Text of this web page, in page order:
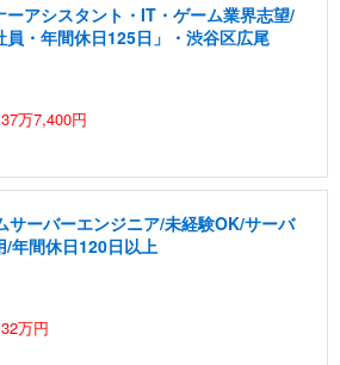
アシスタント・IT・ゲーム業界志望/
・年間休日125日」・渋谷区広尾
万7,400円
サーバーエンジニア/未経験OK/サーバ
/年間休日120日以上
万円